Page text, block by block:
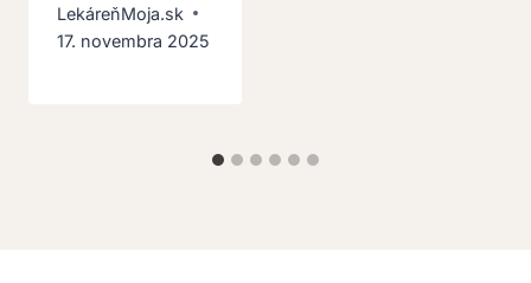
LekáreňMoja.sk
17. novembra 2025